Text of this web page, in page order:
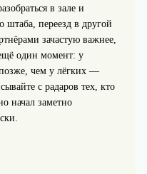
в зале и
штаба, переезд в другой
зачастую важнее,
один момент: у
чем у лёгких —
с радаров тех, кто
начал заметно